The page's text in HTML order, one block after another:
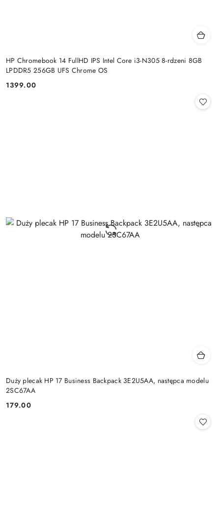
HP Chromebook 14 FullHD IPS Intel Core i3-N305 8-rdzeni 8GB
LPDDR5 256GB UFS Chrome OS
Cena:
1399.00
Duży plecak HP 17 Business Backpack 3E2U5AA, następca modelu
2SC67AA
Cena:
179.00